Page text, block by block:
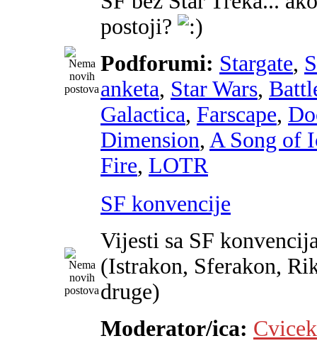
postoji?
Podforumi: Stargate,
anketa, Star Wars,
Galactica, Farscape,
Dimension, A Song of
Fire, LOTR
SF konvencije
Vijesti sa SF
(Istrakon, Sferakon,
druge)
Moderator/ica: Cvicek